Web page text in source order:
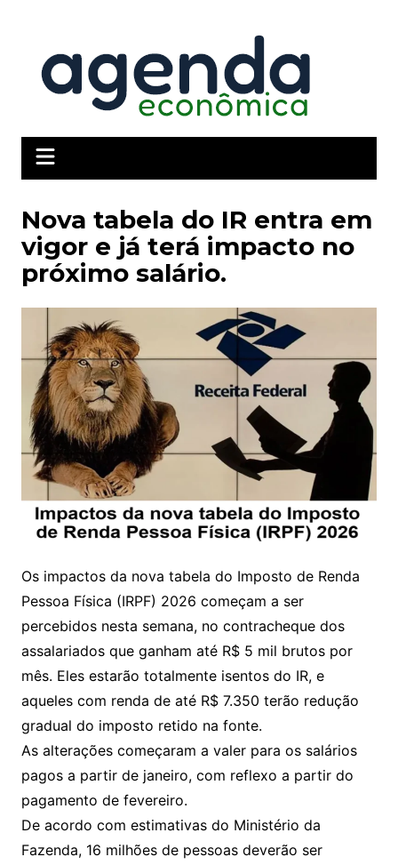
conteúdo
Nova tabela do IR entra em
vigor e já terá impacto no
próximo salário.
Os impactos da nova tabela do Imposto de Renda
Pessoa Física (IRPF) 2026 começam a ser
percebidos nesta semana, no contracheque dos
assalariados que ganham até R$ 5 mil brutos por
mês. Eles estarão totalmente isentos do IR, e
aqueles com renda de até R$ 7.350 terão redução
gradual do imposto retido na fonte.
As alterações começaram a valer para os salários
pagos a partir de janeiro, com reflexo a partir do
pagamento de fevereiro.
De acordo com estimativas do Ministério da
Fazenda, 16 milhões de pessoas deverão ser